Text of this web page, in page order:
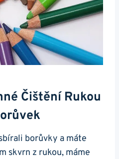
Čištění Rukou
borůvky a máte
skvrn z rukou, máme